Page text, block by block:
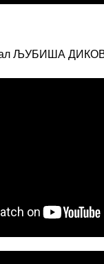
ЉУБИША